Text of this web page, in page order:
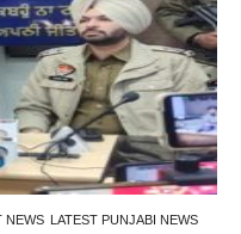
NEWS LATEST PUNJABI NEWS